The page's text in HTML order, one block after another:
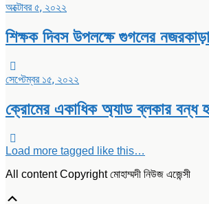
অক্টোবর ৫, ২০২২
শিক্ষক দিবস উপলক্ষে গুগলের
সেপ্টেম্বর ১৫, ২০২২
ক্রোমের একাধিক অ্যাড ব্লকার বন্ধ
Load more tagged like this…
All content Copyright মোহাম্মদী নিউজ এজেন্সী